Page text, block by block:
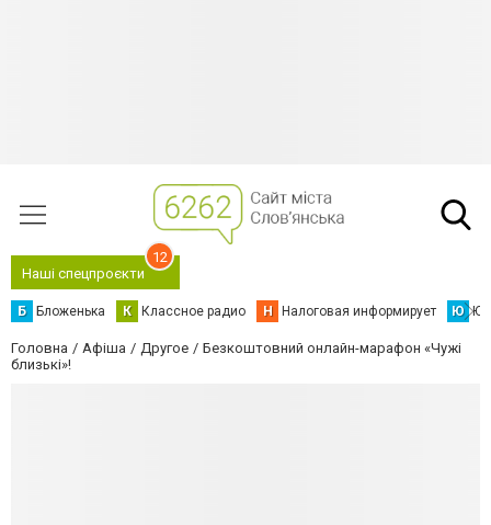
Наші спецпроєкти
12
Б Бложенька К Классное радио Н Налоговая информирует Ю
Головна Афіша Другое
Безкоштовний онлайн-марафон «Чужі
близькі»!